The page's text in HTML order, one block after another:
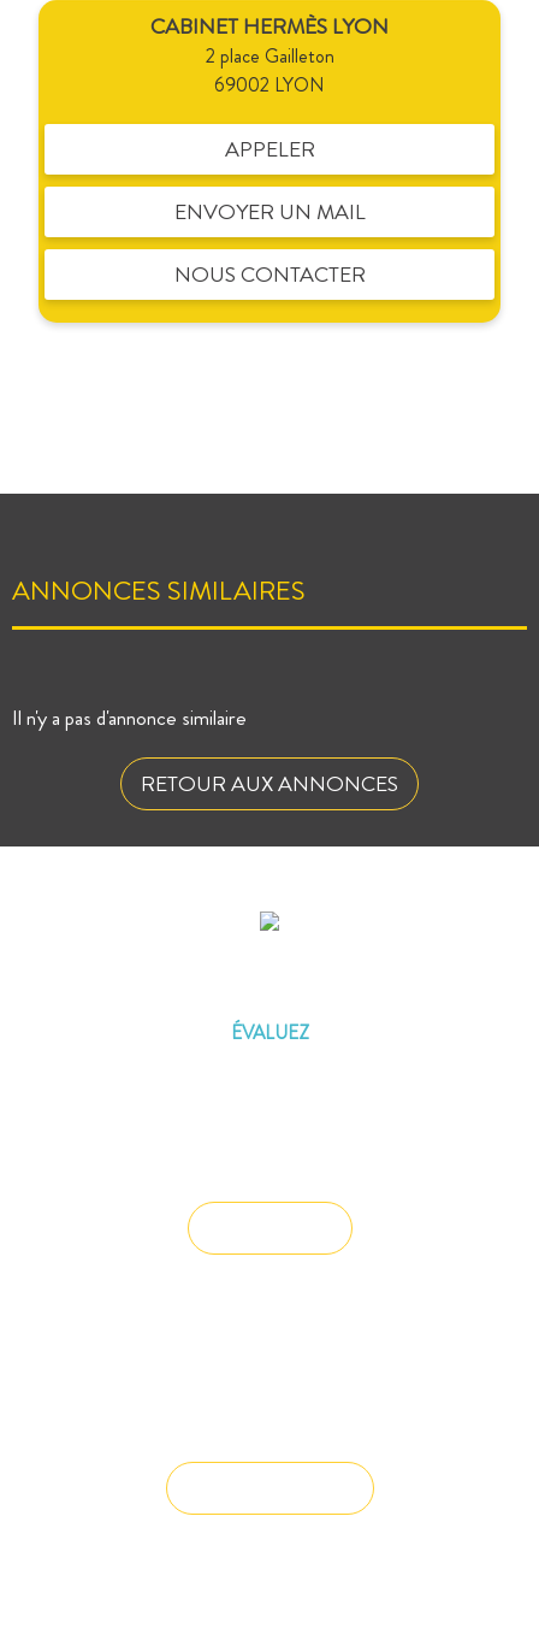
CABINET HERMÈS LYON
2 place Gailleton
69002 LYON
APPELER
ENVOYER UN MAIL
NOUS CONTACTER
ANNONCES SIMILAIRES
Il n'y a pas d'annonce similaire
RETOUR AUX ANNONCES
ÉVALUEZ